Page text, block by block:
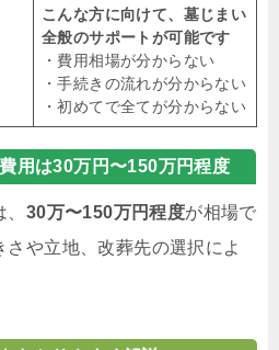
こんな方に向けて、墓じまい
全般のサポートが可能です
・費用相場が分からない
・手続きの流れが分からない
・初めてで全てが分からない
用は30万円〜150万円程度
30万〜150万円程度が相場で
や立地、改葬先の選択によ